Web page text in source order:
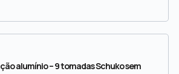
alumínio – 9 tomadas Schuko sem